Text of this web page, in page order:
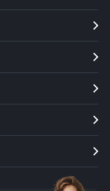
n